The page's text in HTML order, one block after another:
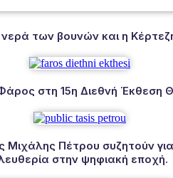
των βουνών και η
στη 15η Διεθνή Έκθεση
Πέτρου συζητούν για
στην ψηφιακή εποχή.